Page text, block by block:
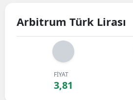
Arbitrum Türk Lirası
FİYAT
3,81